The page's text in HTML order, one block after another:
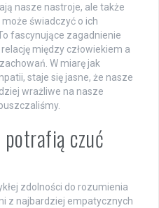
nasze nastroje, ale także
świadczyć o ich
fascynujące zagadnienie
między człowiekiem a
W miarę jak
staje się jasne, że nasze
wrażliwe na nasze
potrafią czuć
zdolności do rozumienia
z najbardziej empatycznych